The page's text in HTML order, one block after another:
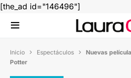
[the_ad id="146496"]
Inicio  Espectáculos  Nuevas
Potter